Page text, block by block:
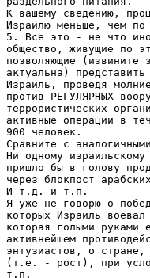
К вашему сведению,
Израилю меньше, чем по
5. Все это - не что
общество, живущие по
позволяющие (извините
актуальна)
Израиль, пpоведя
против РЕГУЛЯРНЫХ
террористических
активные операции в
900 человек.
Сравните с
Ни одному
пришло бы в голову
через блокпост
И т.д. и т.п.
Я уже не говорю о
которых Израиль
котоpая голыми руками
активнейшем
энтузиастов, о стране,
(т.е. - рост), пpи
т.п.